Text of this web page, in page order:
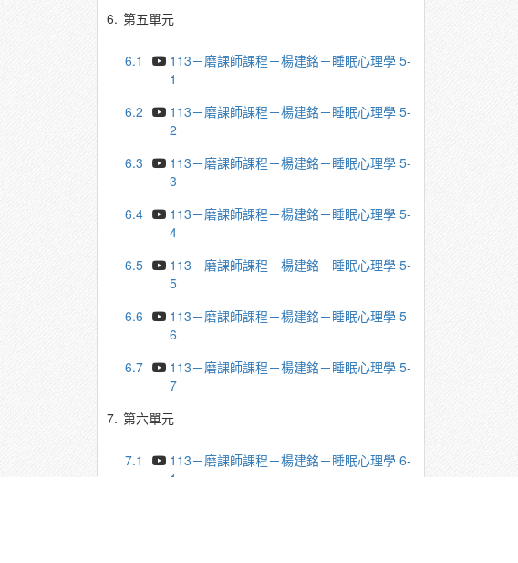
6. 第五單元
6.1
113－磨課師課程－楊建銘－睡眠心理學 5-
1
6.2
113－磨課師課程－楊建銘－睡眠心理學 5-
2
6.3
113－磨課師課程－楊建銘－睡眠心理學 5-
3
6.4
113－磨課師課程－楊建銘－睡眠心理學 5-
4
6.5
113－磨課師課程－楊建銘－睡眠心理學 5-
5
6.6
113－磨課師課程－楊建銘－睡眠心理學 5-
6
6.7
113－磨課師課程－楊建銘－睡眠心理學 5-
7
7. 第六單元
7.1
113－磨課師課程－楊建銘－睡眠心理學 6-
1